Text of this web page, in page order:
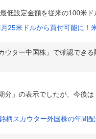
低設定金額を従来の100米
25米ドルから買付可能に！
ウター中国株」で確認でき
分」の表示でしたが、今後
柄スカウター外国株の年間